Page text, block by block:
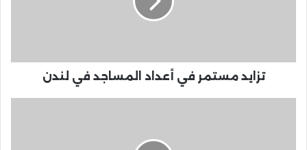
تزايد مستمر في أعداد المساجد في لندن